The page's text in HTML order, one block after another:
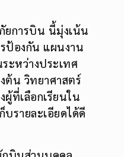
การบิน นี้มุ่งเน้น
ป้องกัน แผนงาน
หว่างประเทศ
น วิทยาศาสตร์
ผู้ที่เลือกเรียนใน
รายละเอียดได้ดี